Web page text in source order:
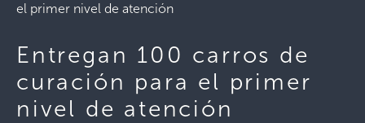
el primer nivel de atención
Entregan 100 carros de
curación para el primer
nivel de atención